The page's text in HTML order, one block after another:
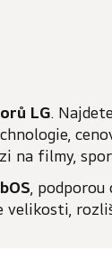
LG.
na filmy,
,
velikosti,